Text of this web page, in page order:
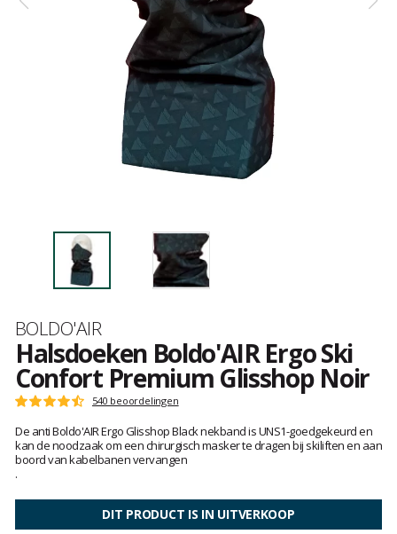
Merk
BOLDO'AIR
Halsdoeken Boldo'AIR Ergo Ski
Confort Premium Glisshop Noir
Het
van
klanten
Score
:
4.5
op
540 beoordelingen
De anti Boldo'AIR Ergo Glisshop Black nekband is UNS1-goedgekeurd en
kan de noodzaak om een chirurgisch masker te dragen bij skiliften en aan
boord van kabelbanen vervangen
.
DIT PRODUCT IS IN UITVERKOOP